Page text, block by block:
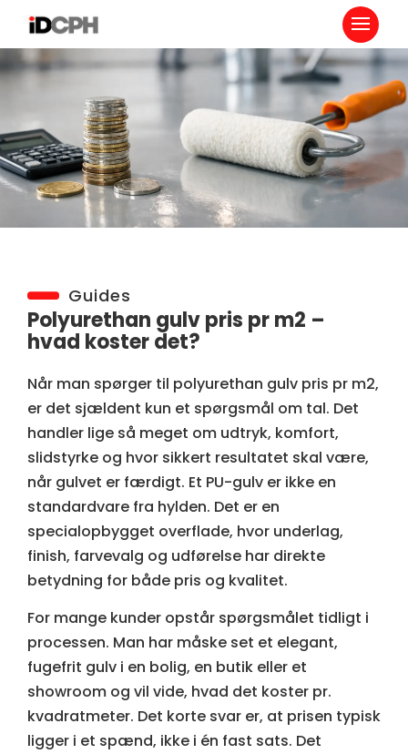
Guides
Polyurethan gulv pris pr m2 –
hvad koster det?
Når man spørger til polyurethan gulv pris pr m2,
er det sjældent kun et spørgsmål om tal. Det
handler lige så meget om udtryk, komfort,
slidstyrke og hvor sikkert resultatet skal være,
når gulvet er færdigt. Et PU-gulv er ikke en
standardvare fra hylden. Det er en
specialopbygget overflade, hvor underlag,
finish, farvevalg og udførelse har direkte
betydning for både pris og kvalitet.
For mange kunder opstår spørgsmålet tidligt i
processen. Man har måske set et elegant,
fugefrit gulv i en bolig, en butik eller et
showroom og vil vide, hvad det koster pr.
kvadratmeter. Det korte svar er, at prisen typisk
ligger i et spænd, ikke i én fast sats. Det